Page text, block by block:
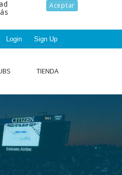
Aceptar
Login Sign Up
TIENDA